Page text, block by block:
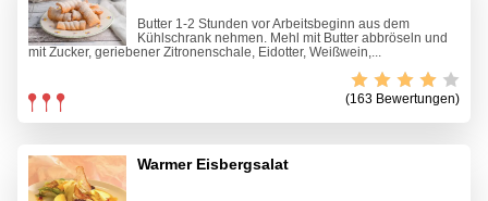
Butter 1-2 Stunden vor Arbeitsbeginn aus dem
Kühlschrank nehmen. Mehl mit Butter abbröseln und
mit Zucker, geriebener Zitronenschale, Eidotter, Weißwein,...
(163 Bewertungen)
Warmer Eisbergsalat